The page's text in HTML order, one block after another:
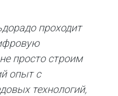
проходит
просто строим
опыт с
технологий,